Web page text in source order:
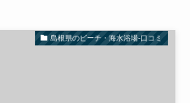
島根県のビーチ・海水浴場-口コミ